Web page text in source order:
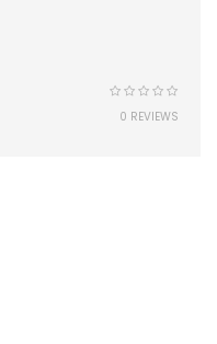
0 REVIEWS